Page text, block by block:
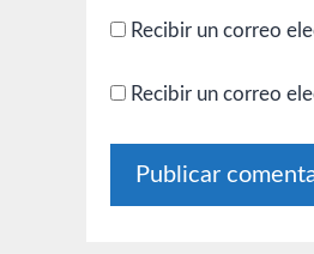
Recibir un correo
Recibir un correo